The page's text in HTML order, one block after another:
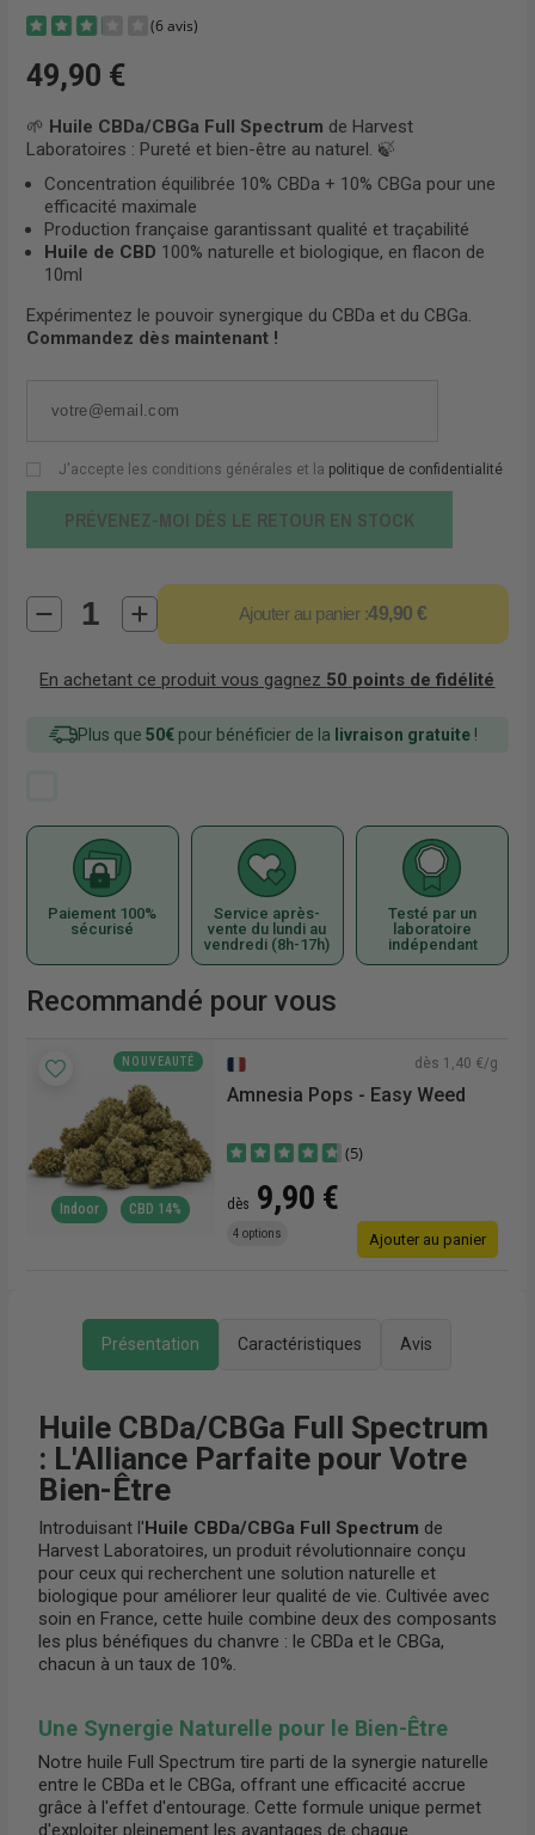
(6 avis)
49,90 €
🌱 Huile CBDa/CBGa Full Spectrum de Harvest
Laboratoires : Pureté et bien-être au naturel. 🍃
Concentration équilibrée 10% CBDa + 10% CBGa pour une
efficacité maximale
Production française garantissant qualité et traçabilité
Huile de CBD 100% naturelle et biologique, en flacon de
10ml
Expérimentez le pouvoir synergique du CBDa et du CBGa.
Commandez dès maintenant !
J'accepte les conditions générales et la politique de confidentialité
PRÉVENEZ-MOI DÈS LE RETOUR EN STOCK
Ajouter au panier :49,90 €
En achetant ce produit vous gagnez 50 points de fidélité
Plus que 50€pour bénéficier de la livraison gratuite!
Paiement 100%
sécurisé
Service après-
vente du lundi au
vendredi (8h-17h)
Testé par un
laboratoire
indépendant
Recommandé pour vous
NOUVEAUTÉ
Indoor CBD 14%
dès 1,40 €/g
Amnesia Pops - Easy Weed
(5)
dès 9,90 €
4 options Ajouter au panier
Présentation Caractéristiques Avis
Huile CBDa/CBGa Full Spectrum
: L'Alliance Parfaite pour Votre
Bien-Être
Introduisant l'Huile CBDa/CBGa Full Spectrum de
Harvest Laboratoires, un produit révolutionnaire conçu
pour ceux qui recherchent une solution naturelle et
biologique pour améliorer leur qualité de vie. Cultivée avec
soin en France, cette huile combine deux des composants
les plus bénéfiques du chanvre : le CBDa et le CBGa,
chacun à un taux de 10%.
Une Synergie Naturelle pour le Bien-Être
Notre huile Full Spectrum tire parti de la synergie naturelle
entre le CBDa et le CBGa, offrant une efficacité accrue
grâce à l'effet d'entourage. Cette formule unique permet
d'exploiter pleinement les avantages de chaque